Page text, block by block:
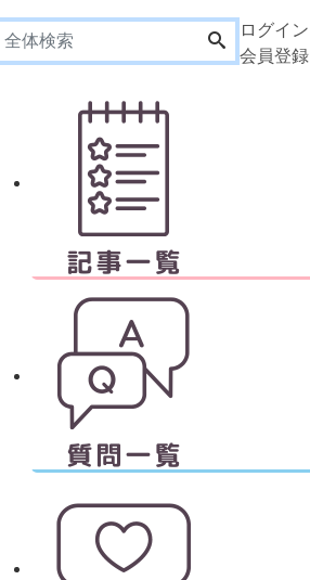
ログイン
会員登録